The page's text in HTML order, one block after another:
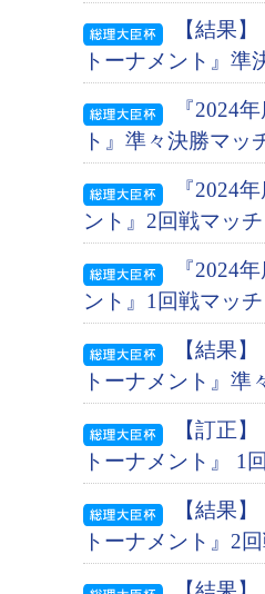
【結果
トーナメント』準
『2024
ト』準々決勝マッ
『2024
ント』2回戦マッ
『2024
ント』1回戦マッ
【結果
トーナメント』準
【訂正
トーナメント』 1
【結果
トーナメント』2